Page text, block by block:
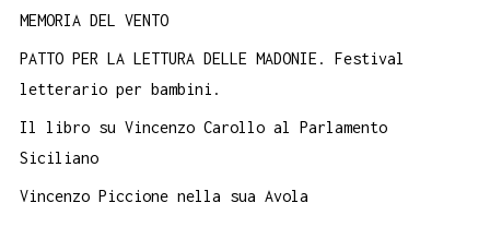
MEMORIA DEL VENTO
PATTO PER LA LETTURA DELLE MADONIE. Festival
letterario per bambini.
Il libro su Vincenzo Carollo al Parlamento
Siciliano
Vincenzo Piccione nella sua Avola